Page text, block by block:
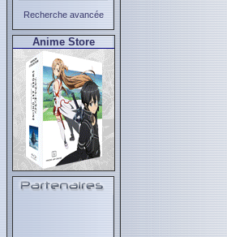
Recherche avancée
Anime Store